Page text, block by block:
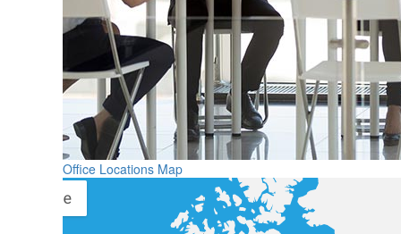
Office Locations Map